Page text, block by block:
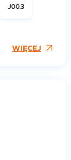
J00.3
WIĘCEJ